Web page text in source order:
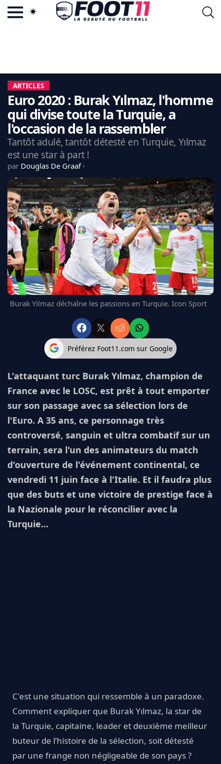
LA CHARTE
VIE PRIVÉE
CGU
CONTACTEZ-NOUS
MERCATO
CDM 2026
EDF
PSG
LIGUE 1
REAL MADRID
FC BARCELONE
MANCHESTER UNITED
CHELSEA
ARSENAL
BAYERN
L'AVIS DE LA RÉDAC'
ARTICLES
Euro 2020 : Burak Yılmaz, l'homme
qui divise toute la Turquie, a
l'occasion de la rassembler
Tantôt adulé, tantôt détesté en Turquie, Yılmaz
est une star à part !
par Douglas De Graaf
Burak Yilmaz déchaîne les passions en Turquie. Icon Sport
Préférez Foot11.com sur Google
L'attaquant turc Burak Yılmaz, champion de
France avec le LOSC, est prêt à tout emporter
sur son passage avec sa sélection lors de
l'Euro. A 35 ans, ce personnage très
controversé, sanguin et ultra combatif sur un
terrain, sera l'un des animateurs du match
d'ouverture de l'événement continental, ce
vendredi 11 juin face à l'Italie. Et il faudra plus
que des buts et une victoire de prestige face à
la Nazionale pour le réconcilier avec la
Turquie...
C'est une situation qui ressemble à un paradoxe.
Comment expliquer que Burak Yılmaz, la star de
la Turquie, capitaine, leader et deuxième meilleur
buteur de l’histoire de la sélection, soit détesté
par une frange non négligeable de son pays ?